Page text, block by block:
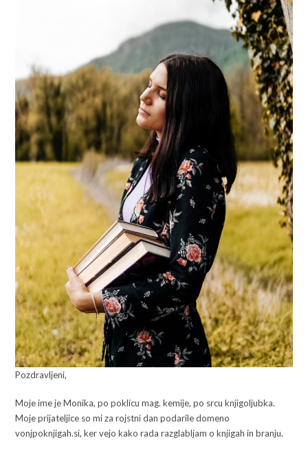
Pozdravljeni,
Moje ime je Monika, po poklicu mag. kemije, po srcu knjigoljubka.
Moje prijateljice so mi za rojstni dan podarile domeno
vonjpoknjigah.si, ker vejo kako rada razglabljam o knjigah in branju.